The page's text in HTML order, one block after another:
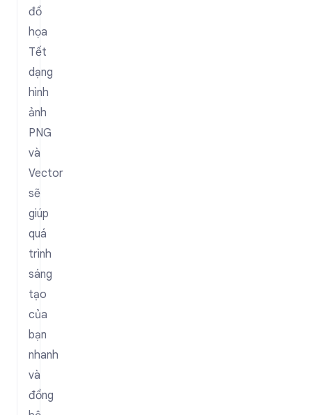
đồ
họa
Tết
dạng
hình
ảnh
PNG
và
Vector
sẽ
giúp
quá
trình
sáng
tạo
của
bạn
nhanh
và
đồng